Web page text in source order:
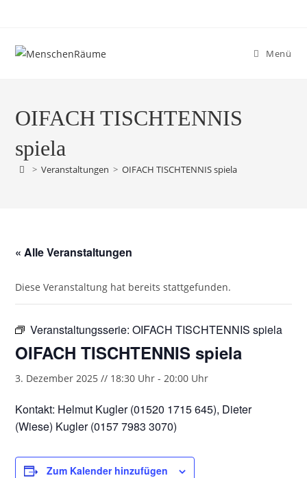
Menü
OIFACH TISCHTENNIS
spiela
> Veranstaltungen > OIFACH TISCHTENNIS spiela
« Alle Veranstaltungen
Diese Veranstaltung hat bereits stattgefunden.
Veranstaltungsserie:OIFACH TISCHTENNIS spiela
OIFACH TISCHTENNIS spiela
3. Dezember 2025 // 18:30 Uhr -20:00 Uhr
Kontakt: Helmut Kugler (01520 1715 645), Dieter
(Wiese) Kugler (0157 7983 3070)
Zum Kalender hinzufügen